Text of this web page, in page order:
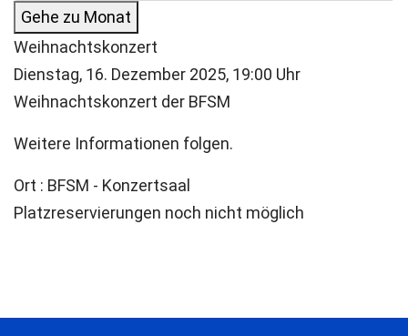
Gehe zu Monat
Weihnachtskonzert
Dienstag, 16. Dezember 2025, 19:00 Uhr
Weihnachtskonzert der BFSM
Weitere Informationen folgen.
Ort : BFSM - Konzertsaal
Platzreservierungen noch nicht möglich